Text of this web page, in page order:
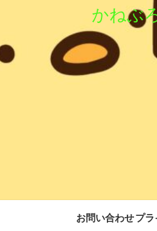
かねぶ
お問い合わせ